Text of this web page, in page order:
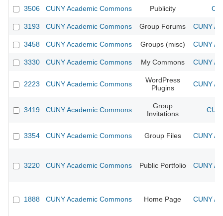
3506 CUNY Academic Commons Publicity
3193 CUNY Academic Commons Group Forums CUNY
3458 CUNY Academic Commons Groups (misc) CUNY
3330 CUNY Academic Commons My Commons CUNY
2223 CUNY Academic Commons
WordPress
Plugins
CUNY
3419 CUNY Academic Commons
Group
Invitations
3354 CUNY Academic Commons Group Files CUNY
3220 CUNY Academic Commons Public Portfolio CUNY
1888 CUNY Academic Commons Home Page CUNY